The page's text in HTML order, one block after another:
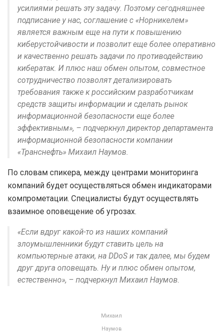
усилиями решать эту задачу. Поэтому сегодняшнее
подписание у нас, соглашение с «Норникелем»
является важным еще на пути к повышению
киберустойчивости и позволит еще более оперативно
и качественно решать задачи по противодействию
кибератак. И плюс наш обмен опытом, совместное
сотрудничество позволят детализировать
требования также к российским разработчикам
средств защиты информации и сделать рынок
информационной безопасности еще более
эффективным», – подчеркнул директор департамента
информационной безопасности компании
«Транснефть» Михаил Наумов.
По словам спикера, между центрами мониторинга
компаний будет осуществляться обмен индикаторами
компрометации. Специалисты будут осуществлять
взаимное оповещение об угрозах.
«Если вдруг какой-то из наших компаний
злоумышленники будут ставить цель на
компьютерные атаки, на DDoS и так далее, мы будем
друг друга оповещать. Ну и плюс обмен опытом,
естественно», – подчеркнул Михаил Наумов.
Михаил
Наумов